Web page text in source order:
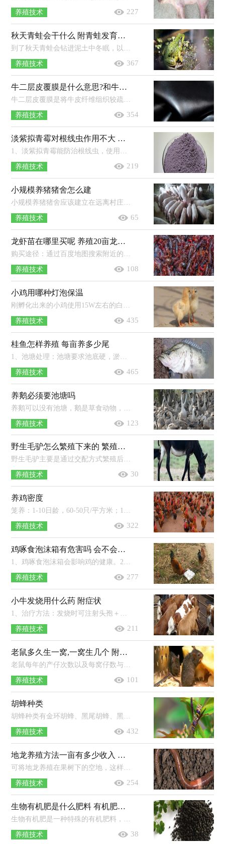
养殖技术 227
秋天青蛙会干什么 附青蛙发育的四个阶段
到了秋天青蛙会钻进泥土中冬眠，以此来躲避寒冬，翌年春季地温回升后又会出来活动。青蛙平时一般栖息在池塘、河流、稻田等地方，尤其是...
养殖技术 367
牛二层皮覆膜是什么意思?和牛头层皮哪个好
牛二层皮覆膜是将牛皮纤维组织较疏松的二层部分，经化学材料喷涂或覆上PVC、PU薄膜加工而成。牛皮主要分为牛头层皮和牛二层皮，牛头...
养殖技术 354
淡紫拟青霉对根线虫作用不大 淡紫拟青霉的作用
养殖技术 219
小规模养猪猪舍怎么建
养殖技术 65
龙虾苗在哪里买呢 养殖20亩龙虾可赚多少
养殖技术 108
小鸡用哪种灯泡保温
养殖技术 435
桂鱼怎样养殖 每亩养多少尾
养殖技术 465
养鹅必须要池塘吗
养殖技术 123
野生毛驴怎么繁殖下来的 繁殖期是多少个月
野生毛驴主要是通过交配方式繁殖后代。驴长到12-15个月的时候就会性成熟，此时它的生殖器官基本发育完成。野驴的形象似马，多为灰褐...
养殖技术 30
养鸡密度
笼养：1-10日龄，60-50只/平方米；11-20日龄，40-30只/平方米；31-40日龄，30-20只/平方米；41-60日龄，20-15只/平方米；60-90日龄，10-8只/平方米。...
养殖技术 322
鸡啄食泡沫箱有危害吗 会不会中毒
1、鸡啄食泡沫箱会影响鸡的健康。2、鸡误食泡沫后不会中毒，但是大量啄食可能会导致鸡死亡。3、泡沫性质较为稳定，不容易消化，食用不...
养殖技术 277
小牛发烧用什么药 附症状
1、治疗方法：发烧时可注射头孢＋柴胡，并拌料使用安胃太保，感冒时可在饮水中添加清温太保＋多维太保，如果还出现严重的咳嗽、喘气等情况，可...
养殖技术 211
老鼠多久生一窝,一窝生几个 附老鼠繁殖季节
老鼠每年的产仔次数以及每窝仔数与老鼠种类有关，但大多数老鼠妊娠期短，每年可产6-8胎，以褐家鼠为例，每胎约5-6只鼠仔，并且之后每一胎都...
养殖技术 101
胡蜂种类
胡蜂种类有金环胡蜂、黑尾胡蜂、黑盾胡蜂、黄腰胡蜂、黄脚胡蜂。1、金环胡蜂：该蜂种的体型很大，性情凶猛，是世界上最大的胡蜂种类。2...
养殖技术 432
地龙养殖方法一亩有多少收入 附投入和收益
可将地龙养殖在果树下的空地，这样不但可充分利用土地，也能促进果实生产。也可以将地龙养殖在地下室里面，地下室周围的湿度比较高。或...
养殖技术 254
生物有机肥是什么肥料 有机肥的生产工艺流程
养殖技术 38